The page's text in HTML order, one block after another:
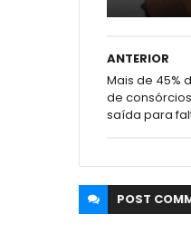
ANTERIOR
Mais de 45%
de
saída para
POST